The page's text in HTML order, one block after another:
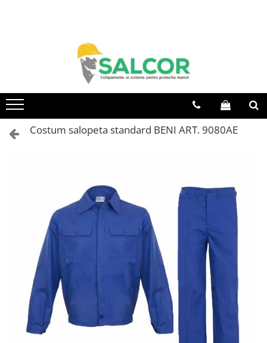
Articole unica folosinta
Camasi
Imbracaminte Femei
Jachete de iarna
Jachete/Bluze Salopeta
Pantaloni cu pieptar
Pantaloni de lucru
Costum salopeta standard BENI ART. 9080AE